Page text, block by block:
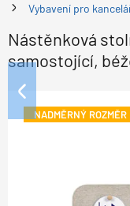
Vybavení pro
Nástěnková
samostojící,
NADMĚRNÝ ROZMĚR